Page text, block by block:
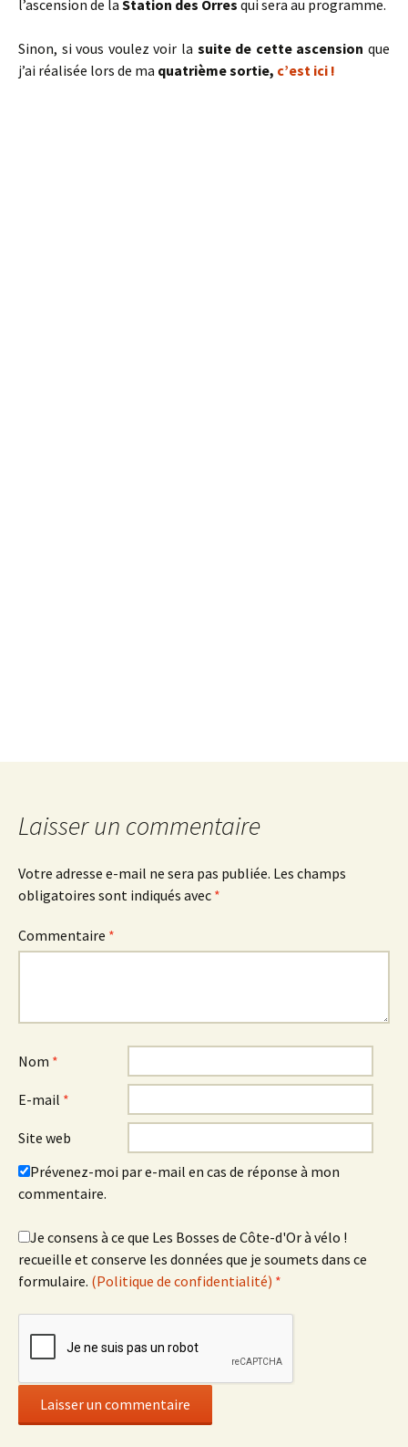
l’ascension de la Station des Orres qui sera au programme.
Sinon, si vous voulez voir la suite de cette ascension que
j’ai réalisée lors de ma quatrième sortie, c’est ici !
Laisser un commentaire
Votre adresse e-mail ne sera pas publiée. Les champs
obligatoires sont indiqués avec *
Commentaire *
Nom *
E-mail *
Site web
Prévenez-moi par e-mail en cas de réponse à mon
commentaire.
Je consens à ce que Les Bosses de Côte-d'Or à vélo !
recueille et conserve les données que je soumets dans ce
formulaire. (Politique de confidentialité) *